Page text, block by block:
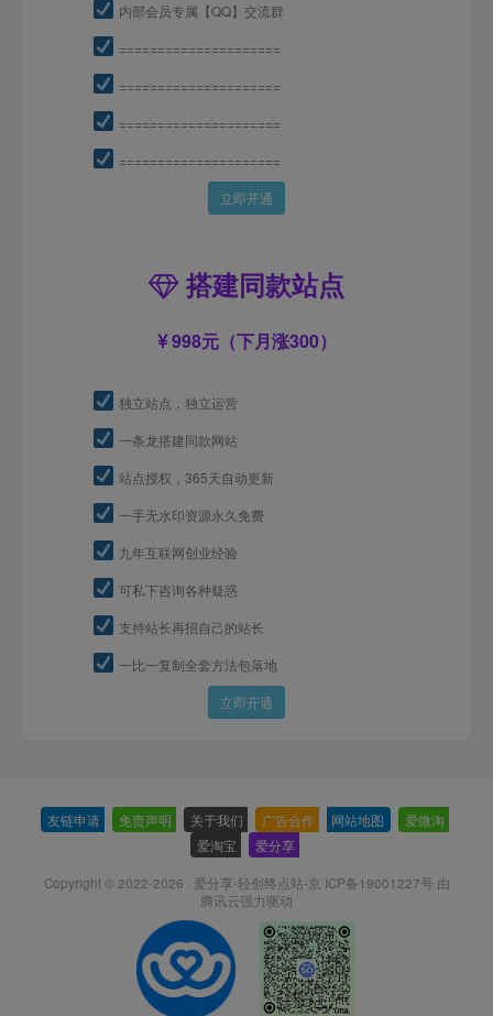
内部会员专属【QQ】交流群
=====================
=====================
=====================
=====================
立即开通
搭建同款站点
998元（下月涨300）
独立站点，独立运营
一条龙搭建同款网站
站点授权，365天自动更新
一手无水印资源永久免费
九年互联网创业经验
可私下咨询各种疑惑
支持站长再招自己的站长
一比一复制全套方法包落地
立即开通
友链申请 免责声明 关于我们 广告合作 网站地图 爱微淘
爱淘宝
爱分享
Copyright © 2022-2026 · 爱分享-轻创终点站-京 ICP备19001227号 由
腾讯云强力驱动